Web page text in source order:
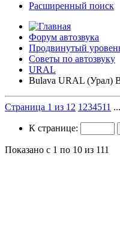
Расширенный поиск
Форум автозвука
Продвинутый
Советы по автозвуку
URAL
Bulava URAL (Урал)
Страница 1 из 12 1 234511 ...
К странице:
Показано с 1 по 10 из 111